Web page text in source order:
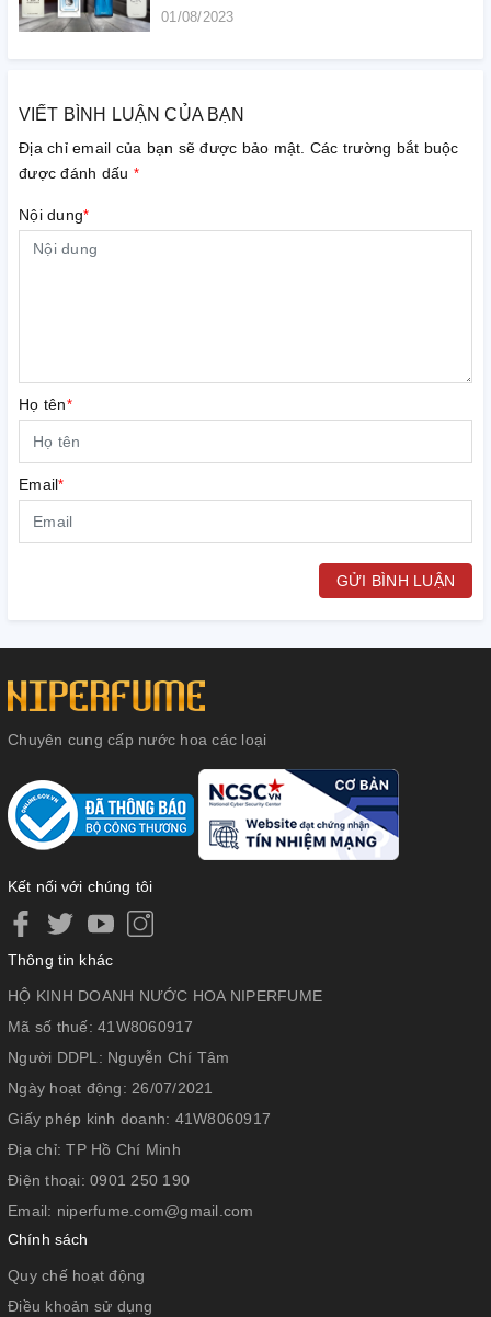
01/08/2023
VIẾT BÌNH LUẬN CỦA BẠN
Địa chỉ email của bạn sẽ được bảo mật. Các trường bắt buộc
được đánh dấu *
Nội dung*
Họ tên*
Email*
GỬI BÌNH LUẬN
Chuyên cung cấp nước hoa các loại
Kết nối với chúng tôi
Thông tin khác
HỘ KINH DOANH NƯỚC HOA NIPERFUME
Mã số thuế: 41W8060917
Người DDPL: Nguyễn Chí Tâm
Ngày hoạt động: 26/07/2021
Giấy phép kinh doanh: 41W8060917
Địa chỉ:TP Hồ Chí Minh
Điện thoại: 0901 250 190
Email: niperfume.com@gmail.com
Chính sách
Quy chế hoạt động
Điều khoản sử dụng